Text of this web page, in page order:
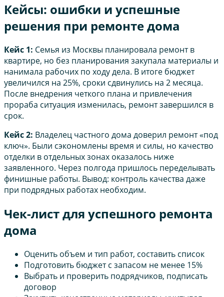
Кейсы: ошибки и успешные
решения при ремонте дома
Кейс 1: Семья из Москвы планировала ремонт в
квартире, но без планирования закупала материалы и
нанимала рабочих по ходу дела. В итоге бюджет
увеличился на 25%, сроки сдвинулись на 2 месяца.
После внедрения четкого плана и привлечения
прораба ситуация изменилась, ремонт завершился в
срок.
Кейс 2: Владелец частного дома доверил ремонт «под
ключ». Были сэкономлены время и силы, но качество
отделки в отдельных зонах оказалось ниже
заявленного. Через полгода пришлось переделывать
финишные работы. Вывод: контроль качества даже
при подрядных работах необходим.
Чек-лист для успешного ремонта
дома
Оценить объем и тип работ, составить список
Подготовить бюджет с запасом не менее 15%
Выбрать и проверить подрядчиков, подписать
договор